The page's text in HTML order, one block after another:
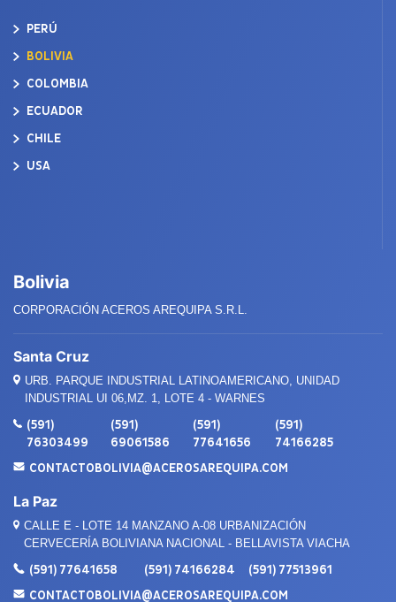
PERÚ
BOLIVIA
COLOMBIA
ECUADOR
CHILE
USA
Bolivia
CORPORACIÓN ACEROS AREQUIPA S.R.L.
Santa Cruz
URB. PARQUE INDUSTRIAL LATINOAMERICANO, UNIDAD
INDUSTRIAL UI 06,MZ. 1, LOTE 4 - WARNES
(591)
76303499
(591)
69061586
(591)
77641656
(591)
74166285
CONTACTOBOLIVIA@ACEROSAREQUIPA.COM
La Paz
CALLE E - LOTE 14 MANZANO A-08 URBANIZACIÓN
CERVECERÍA BOLIVIANA NACIONAL - BELLAVISTA VIACHA
(591) 77641658 (591) 74166284
(591) 77513961
CONTACTOBOLIVIA@ACEROSAREQUIPA.COM